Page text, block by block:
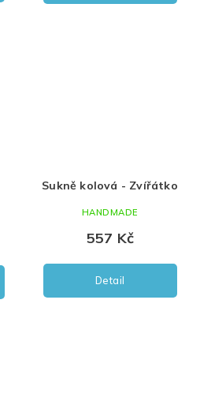
Sukně kolová - Zvířátko
557 Kč
Detail
HANDMADE